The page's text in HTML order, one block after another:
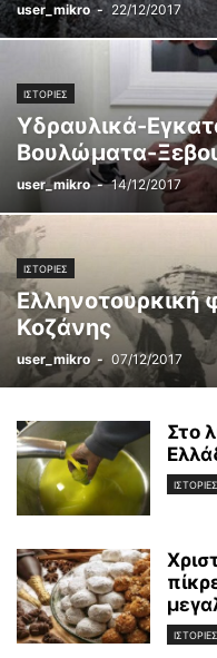
user_mikro - 22/12/2017
ΙΣΤΟΡΊΕΣ
Υδραυλικά-
Βουλώματα-
user_mikro - 14/12/2017
ΙΣΤΟΡΊΕΣ
Ελληνοτουρκική
Κοζάνης
user_mikro - 07/12/2017
Στο
ΙΣΤΟΡΊΕΣ
ΙΣΤΟΡΊΕΣ